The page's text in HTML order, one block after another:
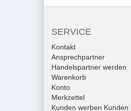
SERVICE
Kontakt
Ansprechpartner
Handelspartner werden
Warenkorb
Konto
Merkzettel
Kunden werben Kunden